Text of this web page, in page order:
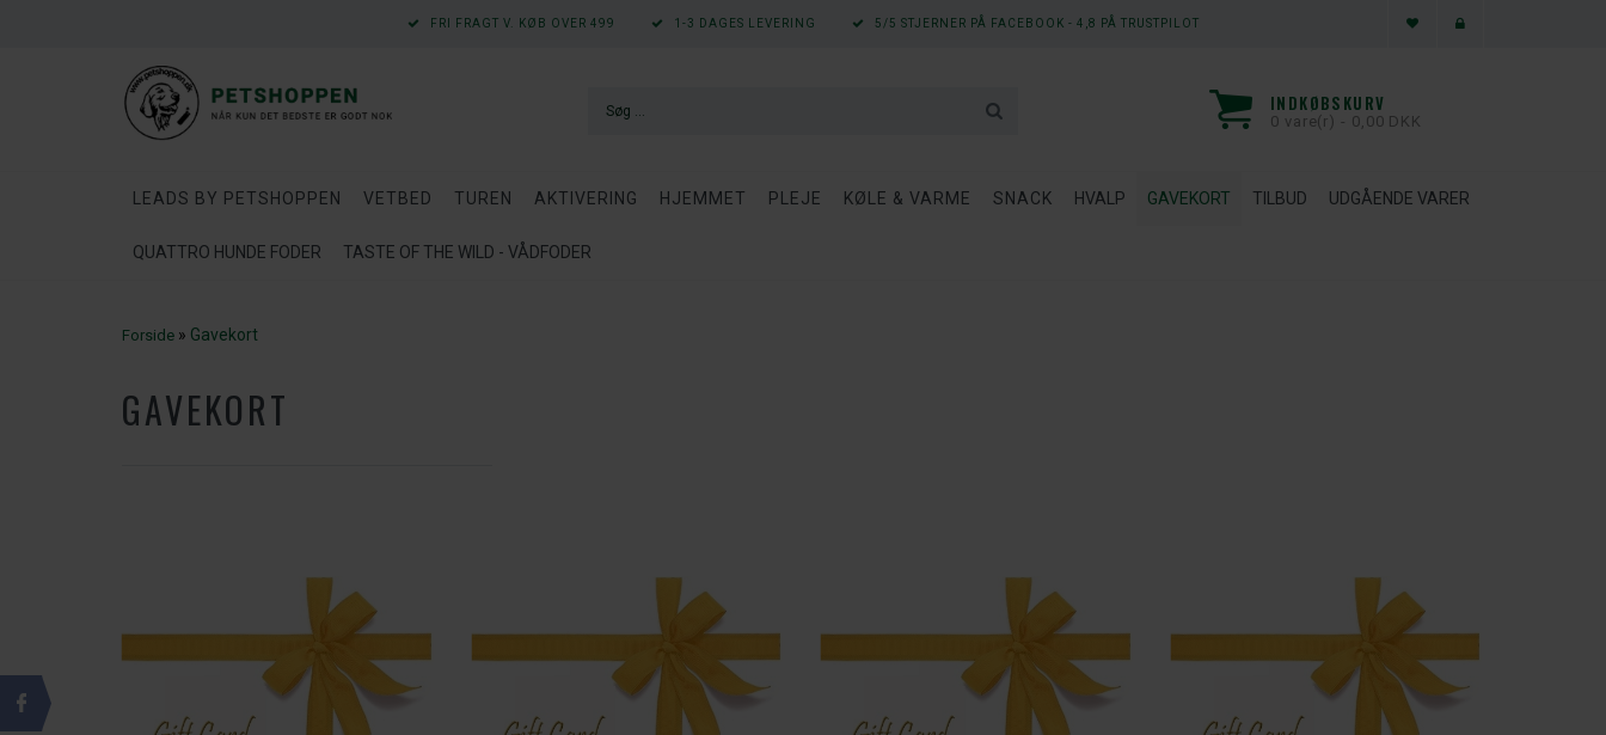
FRI FRAGT V. KØB OVER 499 1-3 DAGES LEVERING 5/5 STJERNER PÅ FACEBOOK - 4,8 PÅ TRUSTPILOT
INDKØBSKURV
0 vare(r) - 0,00 DKK
LEADS BY PETSHOPPEN VETBED TUREN AKTIVERING HJEMMET PLEJE KØLE & VARME SNACK HVALP GAVEKORT TILBUD UDGÅENDE VARER
QUATTRO HUNDE FODER TASTE OF THE WILD - VÅDFODER
Forside » Gavekort
GAVEKORT